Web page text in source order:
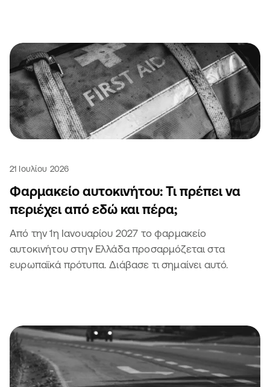
21 Ιουλίου 2026
Φαρμακείο αυτοκινήτου: Τι πρέπει να
περιέχει από εδώ και πέρα;
Από την 1η Ιανουαρίου 2027 το φαρμακείο
αυτοκινήτου στην Ελλάδα προσαρμόζεται στα
ευρωπαϊκά πρότυπα. Διάβασε τι σημαίνει αυτό.